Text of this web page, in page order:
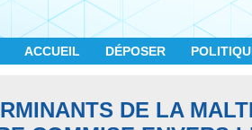
ACCUEIL DÉPOSER
DE LA